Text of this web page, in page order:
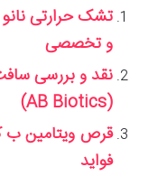
تشک حرارتی
و تخصصی
نقد و بررسی
(AB Biotics)
فواید